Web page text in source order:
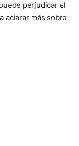
perjudicar el
aclarar más sobre